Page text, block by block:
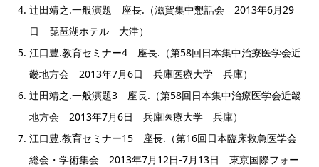
辻田靖之.一般演題 座長.（滋賀集中懇話会 2013年6月29
日 琵琶湖ホテル 大津）
江口豊.教育セミナー4 座長.（第58回日本集中治療医学会近
畿地方会 2013年7月6日 兵庫医療大学 兵庫）
辻田靖之.一般演題3 座長.（第58回日本集中治療医学会近畿
地方会 2013年7月6日 兵庫医療大学 兵庫）
江口豊.教育セミナー15 座長.（第16回日本臨床救急医学会
総会・学術集会 2013年7月12日-7月13日 東京国際フォー